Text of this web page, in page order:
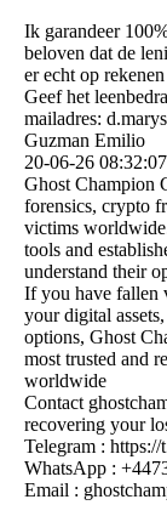
Ik garandeer
beloven dat de
er echt op
Geef het
mailadres:
Guzman Emilio
20-06-26 08:32:07
Ghost Champion
forensics, crypto
victims
tools and
understand their
If you have fallen
your digital
options, Ghost
most trusted and
worldwide
Contact
recovering your
Telegram :
WhatsApp :
Email :